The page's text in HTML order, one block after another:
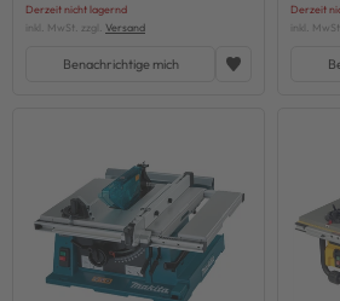
Derzeit nicht lagernd
inkl. MwSt. zzgl. Versand
Benachrichtige mich
Derzeit
inkl.